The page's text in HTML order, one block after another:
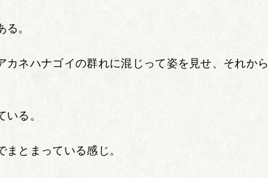
。
ネハナゴイの群れに混じって姿を見せ、それから
る。
とまっている感じ。